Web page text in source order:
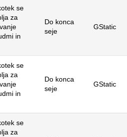
se
za
in
Do konca
seje
GStatic
se
za
in
Do konca
seje
GStatic
se
za